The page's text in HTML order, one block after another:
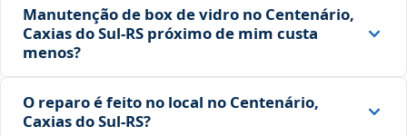
Manutenção de box de vidro no Centenário,
Caxias do Sul‑RS próximo de mim custa
menos?
O reparo é feito no local no Centenário,
Caxias do Sul‑RS?